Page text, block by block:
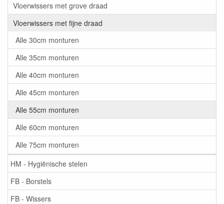
Vloerwissers met grove draad
Vloerwissers met fijne draad
Alle 30cm monturen
Alle 35cm monturen
Alle 40cm monturen
Alle 45cm monturen
Alle 55cm monturen
Alle 60cm monturen
Alle 75cm monturen
HM - Hygiënische stelen
FB - Borstels
FB - Wissers